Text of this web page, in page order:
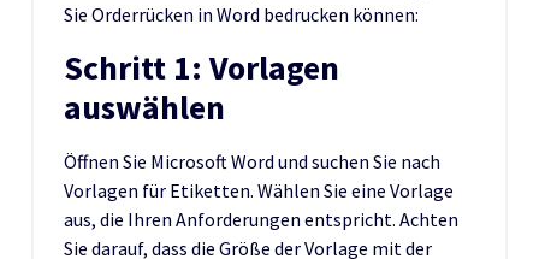
Sie Orderrücken in Word bedrucken können:
Schritt 1: Vorlagen
auswählen
Öffnen Sie Microsoft Word und suchen Sie nach
Vorlagen für Etiketten. Wählen Sie eine Vorlage
aus, die Ihren Anforderungen entspricht. Achten
Sie darauf, dass die Größe der Vorlage mit der